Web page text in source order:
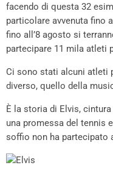
facendo di questa 32
particolare avvenuta fino
fino all’8 agosto si
partecipare 11 mila atleti
Ci sono stati alcuni atleti
diverso, quello della
È la storia di Elvis,
una promessa del tennis
soffio non ha partecipato